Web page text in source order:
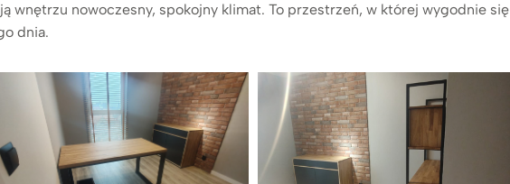
wnętrzu nowoczesny, spokojny klimat. To przestrzeń, w której wygodnie się
dnia.